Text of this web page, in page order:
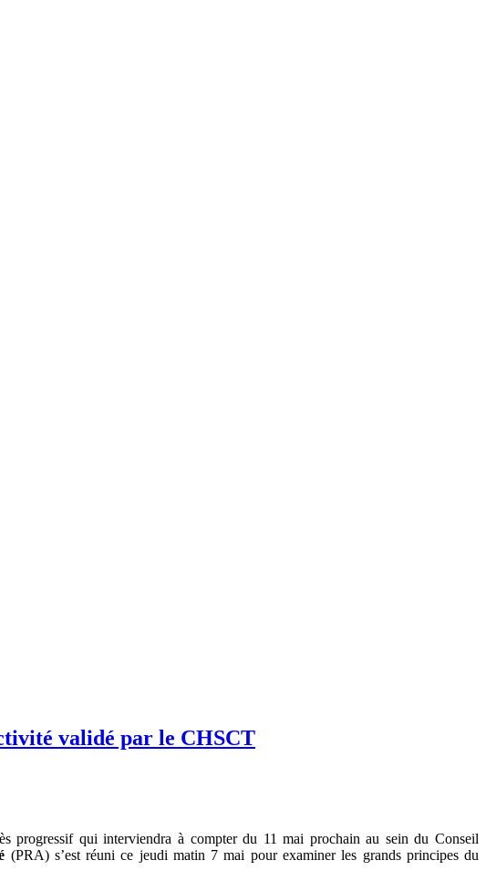
validé par le CHSCT
progressif qui interviendra à compter du 11 mai prochain au sein du Conseil
(PRA) s’est réuni ce jeudi matin 7 mai pour examiner les grands principes du